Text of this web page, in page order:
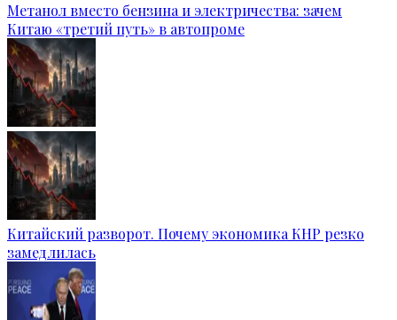
Метанол вместо бензина и электричества: зачем
Китаю «третий путь» в автопроме
Китайский разворот. Почему экономика КНР резко
замедлилась